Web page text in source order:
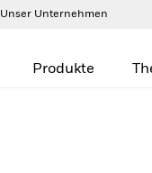
Unser Unternehmen
Produkte